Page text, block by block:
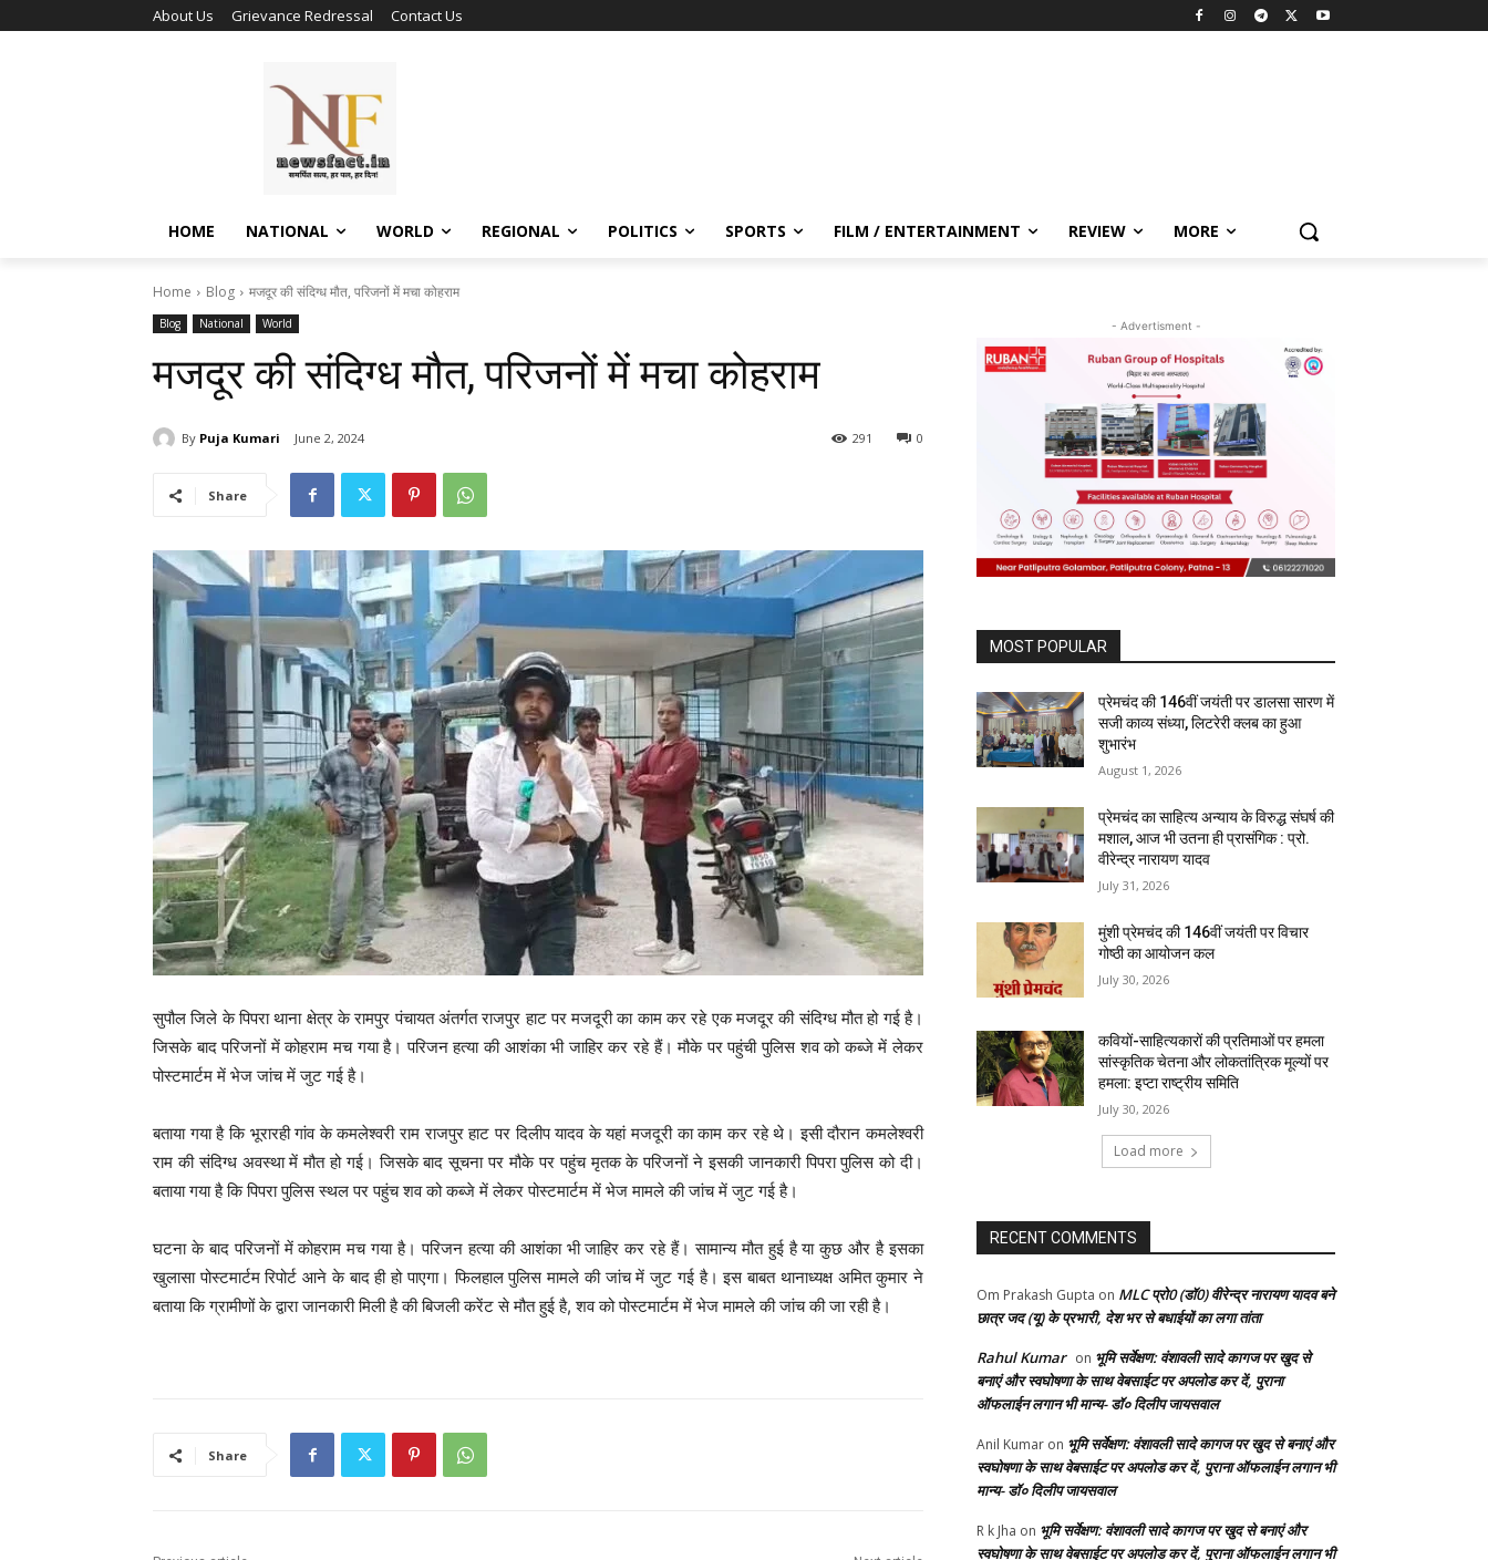
About Us Grievance Redressal Contact Us
HOME NATIONAL WORLD REGIONAL POLITICS SPORTS FILM / ENTERTAINMENT REVIEW MORE
Home Blog मजदूर की संदिग्ध मौत, परिजनों में मचा कोहराम
Blog National World
मजदूर की संदिग्ध मौत, परिजनों में मचा कोहराम
By Puja Kumari June 2, 2024 0
291
Share
सुपौल जिले के पिपरा थाना क्षेत्र के रामपुर पंचायत अंतर्गत राजपुर हाट पर मजदूरी का काम कर रहे एक मजदूर की संदिग्ध मौत हो गई है।
जिसके बाद परिजनों में कोहराम मच गया है। परिजन हत्या की आशंका भी जाहिर कर रहे हैं। मौके पर पहुंची पुलिस शव को कब्जे में लेकर
पोस्टमार्टम में भेज जांच में जुट गई है।
बताया गया है कि भूरारही गांव के कमलेश्वरी राम राजपुर हाट पर दिलीप यादव के यहां मजदूरी का काम कर रहे थे। इसी दौरान कमलेश्वरी
राम की संदिग्ध अवस्था में मौत हो गई। जिसके बाद सूचना पर मौके पर पहुंच मृतक के परिजनों ने इसकी जानकारी पिपरा पुलिस को दी।
बताया गया है कि पिपरा पुलिस स्थल पर पहुंच शव को कब्जे में लेकर पोस्टमार्टम में भेज मामले की जांच में जुट गई है।
घटना के बाद परिजनों में कोहराम मच गया है। परिजन हत्या की आशंका भी जाहिर कर रहे हैं। सामान्य मौत हुई है या कुछ और है इसका
खुलासा पोस्टमार्टम रिपोर्ट आने के बाद ही हो पाएगा। फिलहाल पुलिस मामले की जांच में जुट गई है। इस बाबत थानाध्यक्ष अमित कुमार ने
बताया कि ग्रामीणों के द्वारा जानकारी मिली है की बिजली करेंट से मौत हुई है, शव को पोस्टमार्टम में भेज मामले की जांच की जा रही है।
Share
- Advertisment -
MOST POPULAR
प्रेमचंद की 146वीं जयंती पर डालसा सारण में
सजी काव्य संध्या, लिटरेरी क्लब का हुआ
शुभारंभ
August 1, 2026
प्रेमचंद का साहित्य अन्याय के विरुद्ध संघर्ष की
मशाल, आज भी उतना ही प्रासंगिक : प्रो.
वीरेन्द्र नारायण यादव
July 31, 2026
मुंशी प्रेमचंद की 146वीं जयंती पर विचार
गोष्ठी का आयोजन कल
July 30, 2026
कवियों-साहित्यकारों की प्रतिमाओं पर हमला
सांस्कृतिक चेतना और लोकतांत्रिक मूल्यों पर
हमला: इप्टा राष्ट्रीय समिति
July 30, 2026
Load more
RECENT COMMENTS
Om Prakash Gupta on MLC प्रो0 (डॉ0) वीरेन्द्र नारायण यादव बने
छात्र जद (यू) के प्रभारी, देश भर से बधाईयों का लगा तांता
Rahul Kumar on भूमि सर्वेक्षण: वंशावली सादे कागज पर खुद से
बनाएं और स्वघोषणा के साथ वेबसाईट पर अपलोड कर दें, पुराना
ऑफलाईन लगान भी मान्य- डॉ० दिलीप जायसवाल
Anil Kumar on भूमि सर्वेक्षण: वंशावली सादे कागज पर खुद से बनाएं और
स्वघोषणा के साथ वेबसाईट पर अपलोड कर दें, पुराना ऑफलाईन लगान भी
मान्य- डॉ० दिलीप जायसवाल
R k Jha on भूमि सर्वेक्षण: वंशावली सादे कागज पर खुद से बनाएं और
स्वघोषणा के साथ वेबसाईट पर अपलोड कर दें, पुराना ऑफलाईन लगान भी